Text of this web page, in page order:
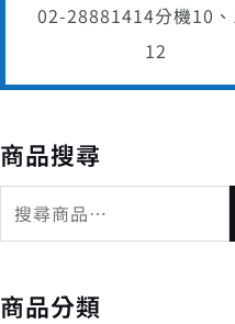
02-28881414分機10、
12
商品搜尋
商品分類